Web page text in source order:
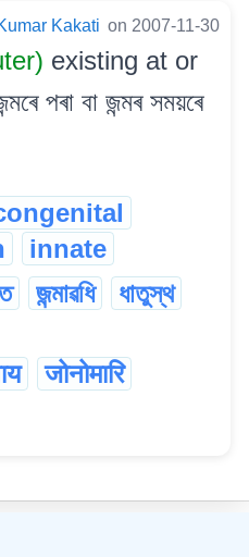
Kakati on 2007-11-30
existing at or
পৰা বা জন্মৰ সময়ৰে
innate
জন্মাৱধি
ধাতুস্থ
जोनोमारि